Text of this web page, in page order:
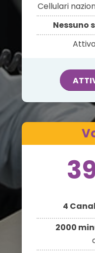
Cellulari
Nessuno
4
2000